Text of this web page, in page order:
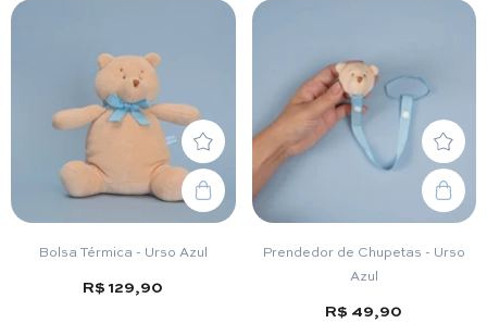
Bolsa Térmica - Urso Azul
R$ 129,90
Prendedor de Chupetas - Urso
Azul
R$ 49,90